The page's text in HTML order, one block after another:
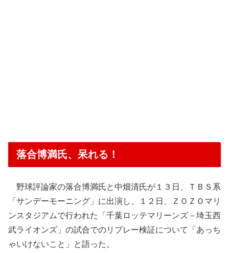
落合博満氏、呆れる！
野球評論家の落合博満氏と中畑清氏が１３日、ＴＢＳ系
「サンデーモーニング」に出演し、１２日、ＺＯＺＯマリ
ンスタジアムで行われた「千葉ロッテマリーンズ－埼玉西
武ライオンズ」の試合でのリプレー検証について「あっち
ゃいけないこと」と語った。